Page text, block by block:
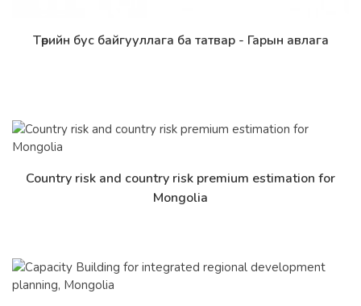
Дэлгэрэнгүй
Төрийн бус байгууллага ба татвар - Гарын авлага
Дэлгэрэнгүй
Country risk and country risk premium estimation for
Mongolia